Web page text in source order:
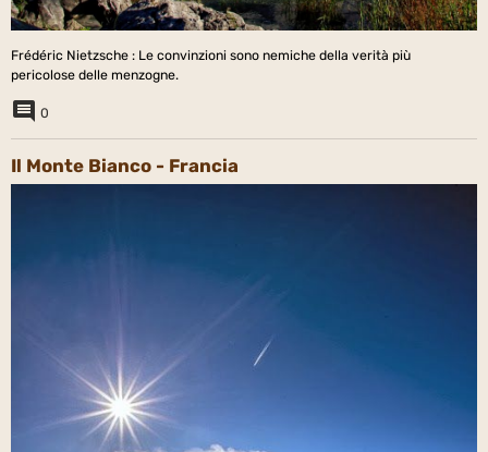
Frédéric Nietzsche : Le convinzioni sono nemiche della verità più
pericolose delle menzogne.
0
Il Monte Bianco - Francia